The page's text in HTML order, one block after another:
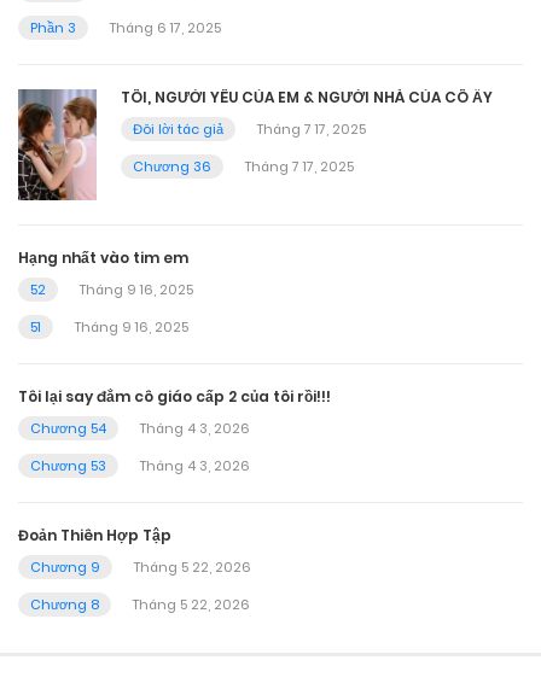
Phần 3
Tháng 6 17, 2025
TÔI, NGƯỜI YÊU CỦA EM & NGƯỜI NHÀ CỦA CÔ ẤY
Đôi lời tác giả
Tháng 7 17, 2025
Chương 36
Tháng 7 17, 2025
Hạng nhất vào tim em
52
Tháng 9 16, 2025
51
Tháng 9 16, 2025
Tôi lại say đắm cô giáo cấp 2 của tôi rồi!!!
Chương 54
Tháng 4 3, 2026
Chương 53
Tháng 4 3, 2026
Đoản Thiên Hợp Tập
Chương 9
Tháng 5 22, 2026
Chương 8
Tháng 5 22, 2026